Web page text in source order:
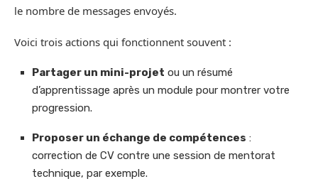
le nombre de messages envoyés.
Voici trois actions qui fonctionnent souvent :
Partager un mini-projet ou un résumé
d’apprentissage après un module pour montrer votre
progression.
Proposer un échange de compétences :
correction de CV contre une session de mentorat
technique, par exemple.